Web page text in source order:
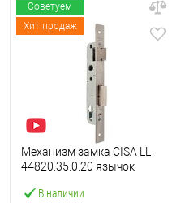
Советуем
Хит продаж
В наличии
Механизм замка CISA LL
44820.35.0.20 язычок
нержавеющая сталь